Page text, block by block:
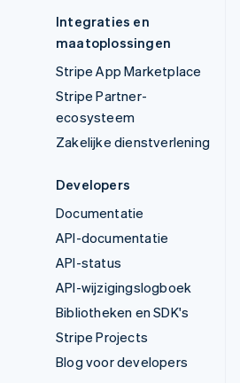
Integraties en
maatoplossingen
Stripe App Marketplace
Stripe Partner-
ecosysteem
Zakelijke dienstverlening
Developers
Documentatie
API-documentatie
API-status
API-wijzigingslogboek
Bibliotheken en SDK's
Stripe Projects
Blog voor developers